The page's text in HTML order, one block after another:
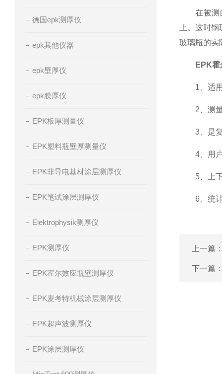
德国epk测厚仪
epk其他仪器
epk壁厚仪
epk膜厚仪
EPK板厚测量仪
EPK塑料瓶壁厚测量仪
EPK非导电基材涂层测厚仪
EPK笔试涂层测厚仪
Elektrophysik测厚仪
EPK测厚仪
EPK霍尔效应瓶壁测厚仪
EPK麦考特机械涂层测厚仪
EPK超声波测厚仪
EPK涂层测厚仪
在被测的
上。这时
玻璃瓶的实
EPK
1、适用
2、测量
3、是复
4、用户
5、上下
6、统计
上一篇
下一篇